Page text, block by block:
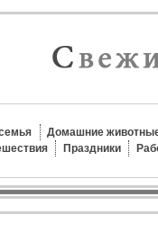
Домашние
Праздники